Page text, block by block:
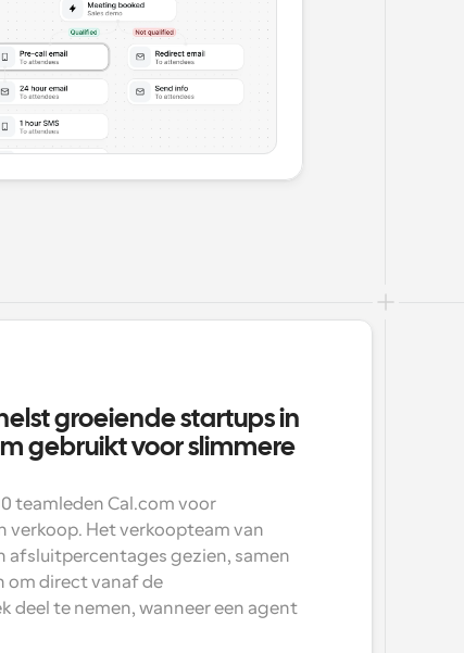
groeiende startups in
gebruikt voor slimmere
teamleden Cal.com voor
verkoop. Het verkoopteam van
afsluitpercentages gezien, samen
om direct vanaf de
deel te nemen, wanneer een agent